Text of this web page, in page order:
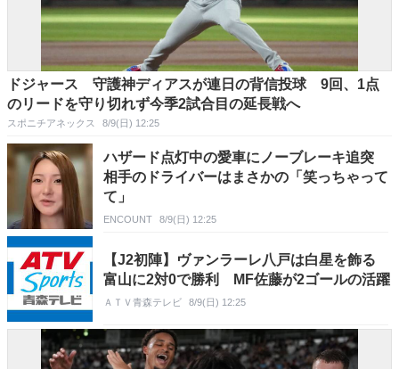
ドジャース 守護神ディアスが連日の背信投球 9回、1点
のリードを守り切れず今季2試合目の延長戦へ
スポニチアネックス 8/9(日) 12:25
ハザード点灯中の愛車にノーブレーキ追突
相手のドライバーはまさかの「笑っちゃって
て」
ENCOUNT 8/9(日) 12:25
【J2初陣】ヴァンラーレ八戸は白星を飾る
富山に2対0で勝利 MF佐藤が2ゴールの活躍
ＡＴＶ青森テレビ 8/9(日) 12:25